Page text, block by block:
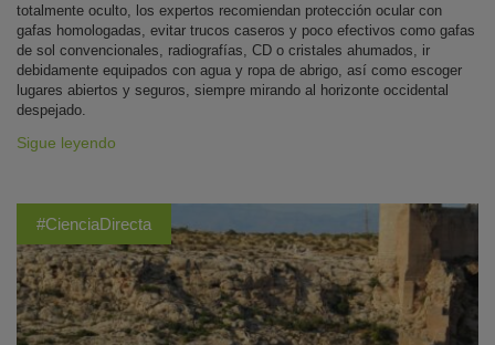
totalmente oculto, los expertos recomiendan protección ocular con
gafas homologadas, evitar trucos caseros y poco efectivos como gafas
de sol convencionales, radiografías, CD o cristales ahumados, ir
debidamente equipados con agua y ropa de abrigo, así como escoger
lugares abiertos y seguros, siempre mirando al horizonte occidental
despejado.
Sigue leyendo
#CienciaDirecta